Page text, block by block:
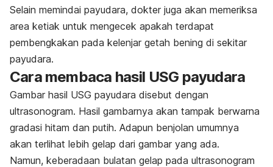
Selain memindai payudara, dokter juga akan memeriksa
area ketiak untuk mengecek apakah terdapat
pembengkakan pada kelenjar getah bening di sekitar
payudara.
Cara membaca hasil USG payudara
Gambar hasil USG payudara disebut dengan
ultrasonogram. Hasil gambarnya akan tampak berwarna
gradasi hitam dan putih. Adapun benjolan umumnya
akan terlihat lebih gelap dari gambar yang ada.
Namun, keberadaan bulatan gelap pada ultrasonogram